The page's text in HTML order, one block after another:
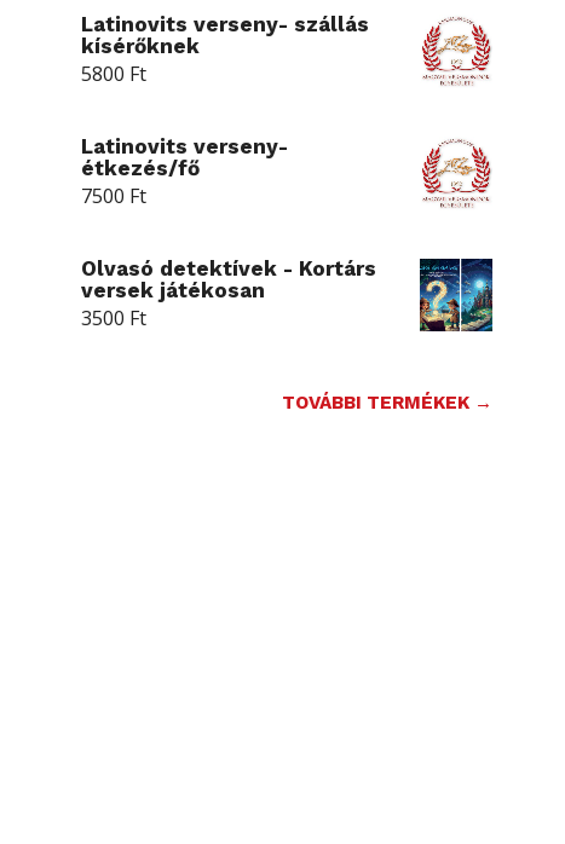
Latinovits verseny- szállás
kísérőknek
5800 Ft
Latinovits verseny-
étkezés/fő
7500 Ft
Olvasó detektívek - Kortárs
versek játékosan
3500 Ft
TOVÁBBI TERMÉKEK →